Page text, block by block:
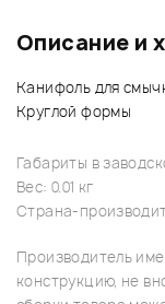
Описание и
Канифоль для
Круглой формы
Габариты в
Вес: 0.01 кг
Страна-
Производитель
конструкцию, не